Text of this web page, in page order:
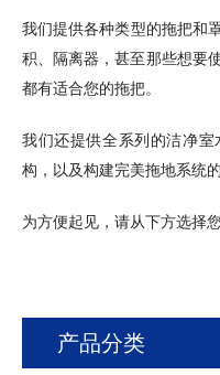
我们提供各种类型的拖把
积、隔离器，甚至那些想要
都有适合您的拖把。
我们还提供全系列的洁净
构，以及构建完美拖地系统的
为方便起见，请从下方选择
产品分类